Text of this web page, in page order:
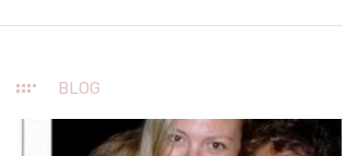
BLOG